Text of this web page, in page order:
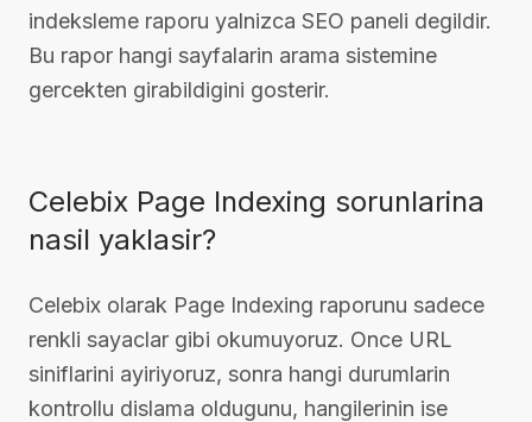
indeksleme raporu yalnizca SEO paneli degildir.
Bu rapor hangi sayfalarin arama sistemine
gercekten girabildigini gosterir.
Celebix Page Indexing sorunlarina
nasil yaklasir?
Celebix olarak Page Indexing raporunu sadece
renkli sayaclar gibi okumuyoruz. Once URL
siniflarini ayiriyoruz, sonra hangi durumlarin
kontrollu dislama oldugunu, hangilerinin ise